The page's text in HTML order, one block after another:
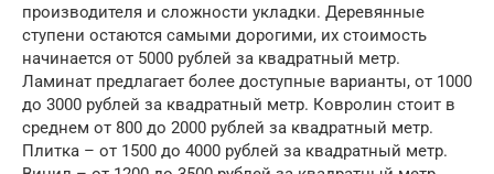
производителя и сложности укладки. Деревянные
ступени остаются самыми дорогими, их стоимость
начинается от 5000 рублей за квадратный метр.
Ламинат предлагает более доступные варианты, от 1000
до 3000 рублей за квадратный метр. Ковролин стоит в
среднем от 800 до 2000 рублей за квадратный метр.
Плитка – от 1500 до 4000 рублей за квадратный метр.